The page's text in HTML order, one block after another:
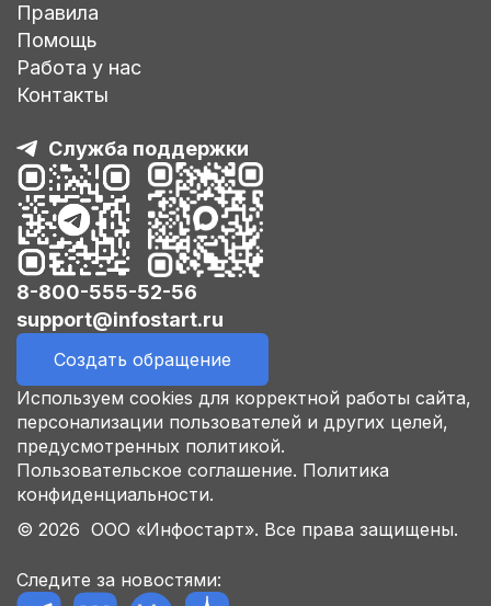
Правила
Помощь
Работа у нас
Контакты
Служба поддержки
8-800-555-52-56
support@infostart.ru
Создать обращение
Используем cookies для корректной работы сайта,
персонализации пользователей и других целей,
предусмотренных политикой.
Пользовательское соглашение. Политика
конфиденциальности.
© 2026 ООО «Инфостарт». Все права защищены.
Следите за новостями: